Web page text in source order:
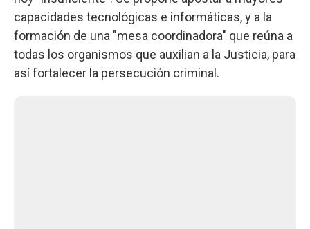
capacidades tecnológicas e informáticas, y a la
formación de una "mesa coordinadora" que reúna a
todas los organismos que auxilian a la Justicia, para
así fortalecer la persecución criminal.